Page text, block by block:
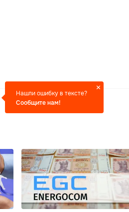
Нашли ошибку в тексте?
Сообщите нам!